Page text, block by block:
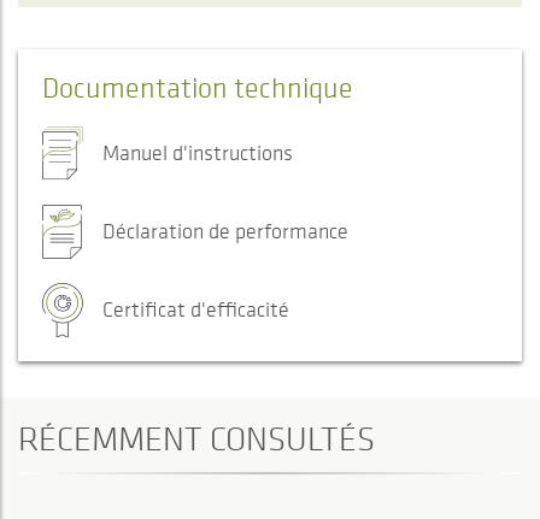
Documentation technique
Manuel d'instructions
Déclaration de performance
Certificat d'efficacité
RÉCEMMENT CONSULTÉS